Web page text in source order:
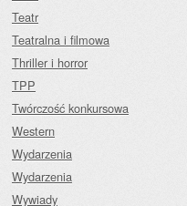
Teatr
Teatralna i filmowa
Thriller i horror
TPP
Twórczość konkursowa
Western
Wydarzenia
Wydarzenia
Wywiady